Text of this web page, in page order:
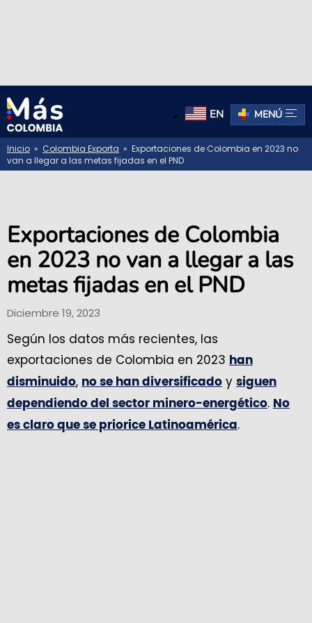
EN MENÚ
Inicio » Colombia Exporta » Exportaciones de Colombia en 2023 no
van a llegar a las metas fijadas en el PND
Exportaciones de Colombia
en 2023 no van a llegar a las
metas fijadas en el PND
Diciembre 19, 2023
Según los datos más recientes, las
exportaciones de Colombia en 2023 han
disminuido, no se han diversificado y siguen
dependiendo del sector minero-energético. No
es claro que se priorice Latinoamérica.